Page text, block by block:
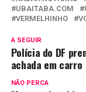
UBAITABA.COM
VERMELHINHO
A SEGUIR
Polícia do DF
achada em carro
NÃO PERCA